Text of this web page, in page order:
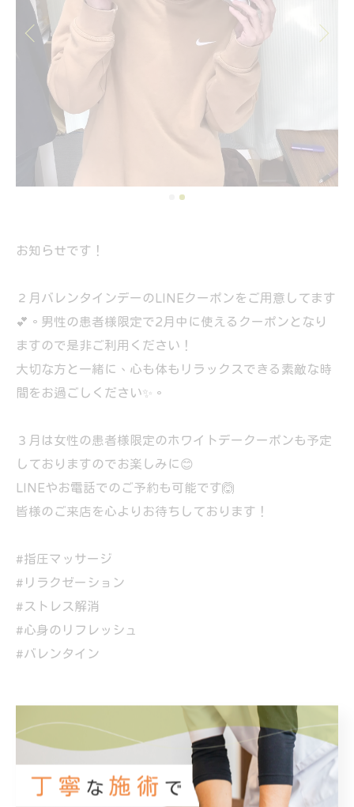
お知らせです！
２月バレンタインデーのLINEクーポンをご用意してます
💕。男性の患者様限定で2月中に使えるクーポンとなり
ますので是非ご利用ください！
大切な方と一緒に、心も体もリラックスできる素敵な時
間をお過ごしください✨。
３月は女性の患者様限定のホワイトデークーポンも予定
しておりますのでお楽しみに😊
LINEやお電話でのご予約も可能です🙆
皆様のご来店を心よりお待ちしております！
#指圧マッサージ
#リラクゼーション
#ストレス解消
#心身のリフレッシュ
#バレンタイン
次のページ >